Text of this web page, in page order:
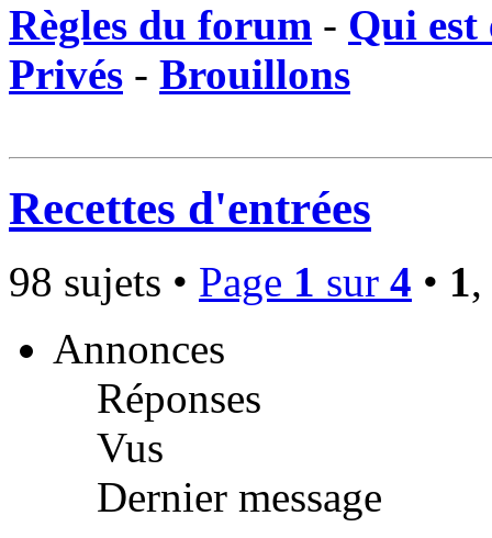
Règles du forum - Qui est
Privés - Brouillons
Recettes d'entrées
98 sujets • Page 1 sur 4 • 1,
Annonces
Réponses
Vus
Dernier message